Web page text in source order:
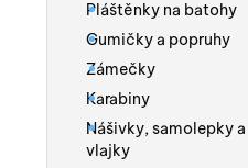
Pláštěnky na batohy
Gumičky a popruhy
Zámečky
Karabiny
Nášivky, samolepky a
vlajky